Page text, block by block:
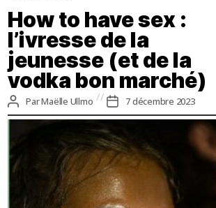
Média
How to have sex :
l’ivresse de la
jeunesse (et de la
vodka bon marché)
Auteur
de
ParMaëlle Ullmo
Date
de
7 décembre 2023